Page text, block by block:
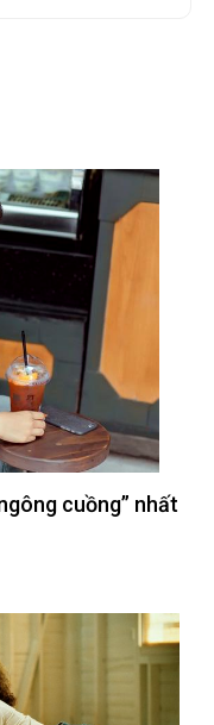
cuồng” nhất